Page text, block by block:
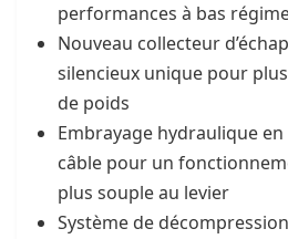
performances à bas
Nouveau collecteur
silencieux unique pour
de poids
Embrayage hydraulique
câble pour un
plus souple au levier
Système de